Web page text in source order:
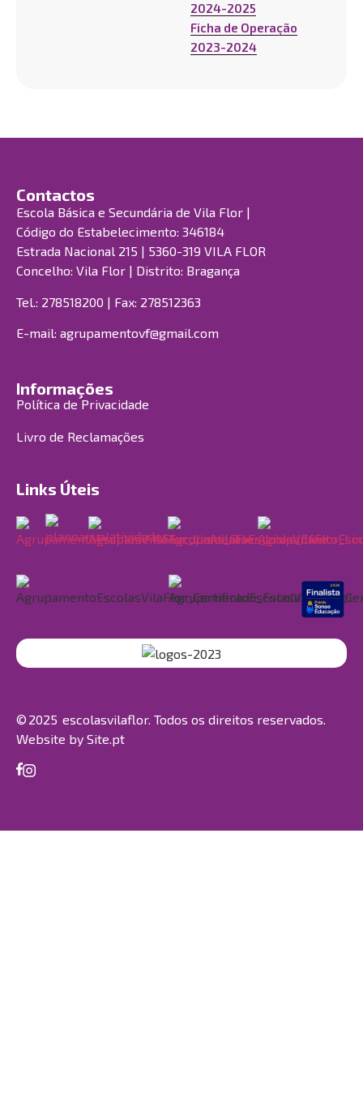
2024-2025
Ficha de Operação
2023-2024
Contactos
Escola Básica e Secundária de Vila Flor |
Código do Estabelecimento: 346184
Estrada Nacional 215 | 5360-319 VILA FLOR
Concelho: Vila Flor | Distrito: Bragança
Tel.: 278518200 | Fax: 278512363
E-mail: agrupamentovf@gmail.com
Informações
Política de Privacidade
Livro de Reclamações
Links Úteis
© 2025 escolasvilaflor. Todos os direitos reservados.
Website by Site.pt